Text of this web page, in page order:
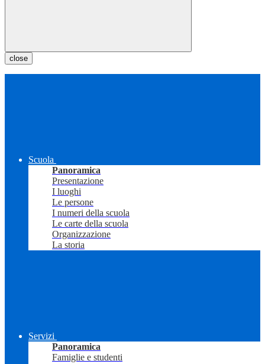
close
Scuola
Panoramica
Presentazione
I luoghi
Le persone
I numeri della scuola
Le carte della scuola
Organizzazione
La storia
Servizi
Panoramica
Famiglie e studenti